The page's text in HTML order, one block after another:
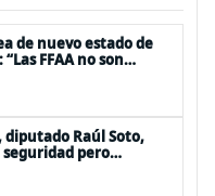
de nuevo estado de
FFAA no son
diputado Raúl Soto,
pero
alzamiento del